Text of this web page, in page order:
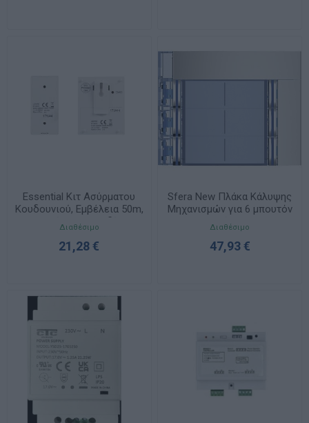
Essential Κιτ Ασύρματου
Κουδουνιού, Εμβέλεια 50m,
Λευκό, 32 Μελωδίες
094250
Διαθέσιμο
21,28 €
Sfera New Πλάκα Κάλυψης
Μηχανισμών για 6 μπουτόν
σε 3 σειρές - Allmetal
352161
Διαθέσιμο
47,93 €